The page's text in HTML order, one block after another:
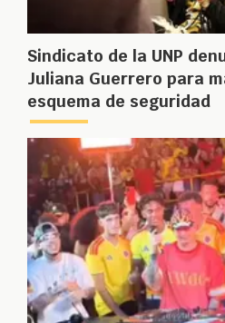
Sindicato de la UNP
Juliana Guerrero para
esquema de seguridad